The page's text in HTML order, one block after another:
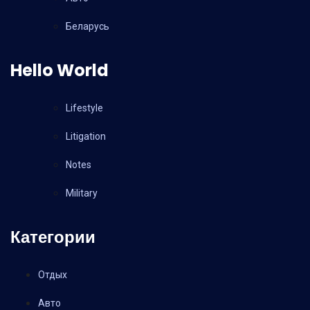
Беларусь
Hello World
Lifestyle
Litigation
Notes
Military
Категории
Отдых
Авто